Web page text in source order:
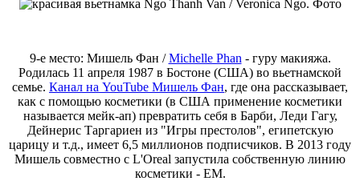
9-е место: Мишель Фан /Michelle Phan - гуру макияжа.
Родилась 11 апреля 1987 в Бостоне (США) во вьетнамской
семье. Канал на YouTube Мишель Фан, где она рассказывает,
как с помощью косметики (в США применение косметики
называется мейк-ап) превратить себя в Барби, Леди Гагу,
Дейнерис Таргариен из "Игры престолов", египетскую
царицу и т.д., имеет 6,5 миллионов подписчиков. В 2013 году
Мишель совместно с L'Oreal запустила собственную линию
косметики - EM.